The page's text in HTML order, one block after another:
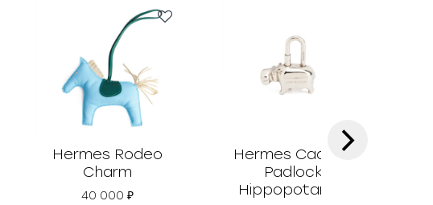
Hermes Rodeo
Charm
40 000₽
Hermes Cadena
Padlock
Hippopotamus
›